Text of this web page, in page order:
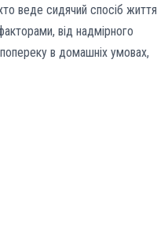
веде сидячий спосіб життя
від надмірного
в домашніх умовах,